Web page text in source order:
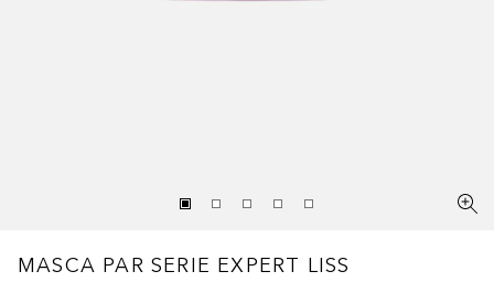
MASCA PAR SERIE EXPERT LISS